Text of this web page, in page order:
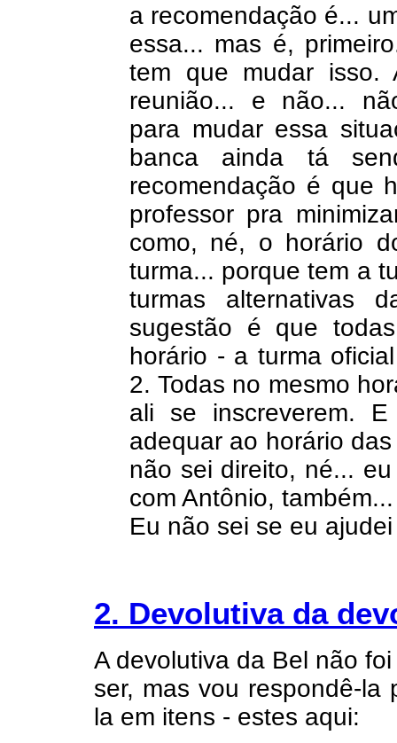
a recomendação é...
essa... mas é,
tem que mudar
reunião... e não...
para mudar essa
banca ainda tá
recomendação é que
professor pra
como, né, o horário
turma... porque tem a
turmas alternativas
sugestão é que
horário - a turma
2. Todas no mesmo
ali se inscreverem.
adequar ao horário
não sei direito, né...
com Antônio,
Eu não sei se eu
2. Devolutiva da
A devolutiva da Bel não
ser, mas vou respondê-la
la em itens - estes aqui: